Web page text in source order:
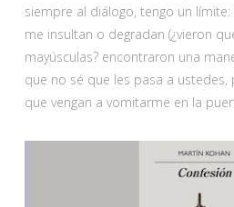
siempre al diálogo, tengo un
me insultan o degradan (¿vieron
mayúsculas? encontraron una
que no sé que les pasa a
que vengan a vomitarme en la